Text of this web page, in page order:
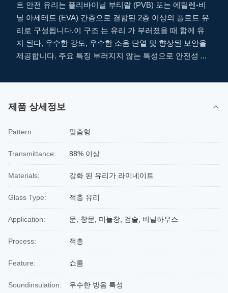
트 안전 유리는 폴리바이닐 부티랄 (PVB) 또는 에틸렌-비
닐 아세테트 (EVA) 간층으로 결합된 2층 이상의 플로트 유
리로 구성됩니다.이 구조 는 유리 가 부러졌을 때 함께 유
지 된다, 우수한 강도, 우수한 소음 단열 및 향상된 보안을
제공합니다. 주요 특징 부러지지 않는 특성으로 안전성 ...
제품 상세정보
Pattern: 맞춤형
Transmittance: 88% 이상
Materials: 강화 된 유리가 라미네이트
Glass Type: 적층 유리
Application: 문, 창문, 미늘창, 검술, 비닐하우스
Process: 적층
Feature: 쇼룸
Soundinsulation: 우수한 방음 특성